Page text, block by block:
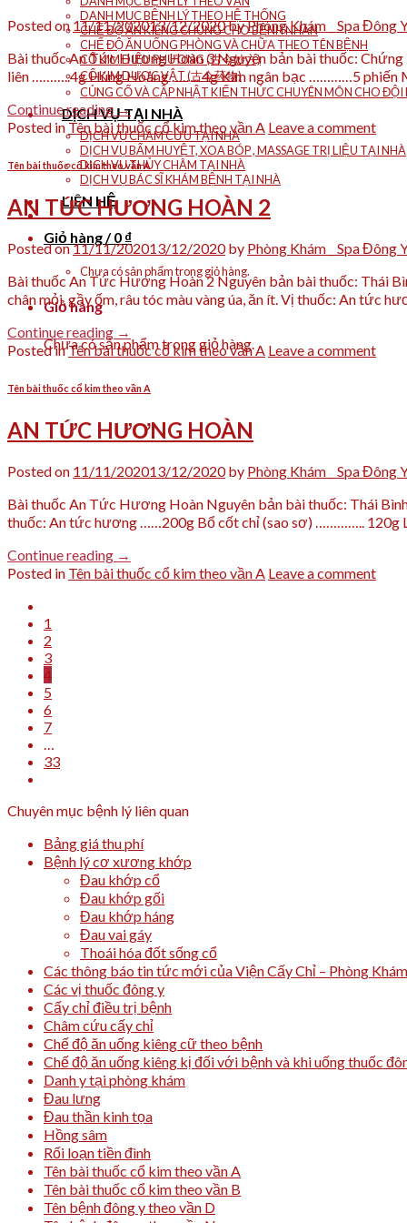
DANH MỤC BỆNH LÝ THEO HỆ THỐNG
CHẾ ĐỘ ĂN KIÊNG CHUNG CHO BỆNH NHÂN
CHẾ ĐỘ ĂN UỐNG PHÒNG VÀ CHỮA THEO TÊN BỆNH
CỔ KIM DIỆU PHƯƠNG (古今妙方)
CỔ KIM DƯỢC VẬT (古今药物)
CỦNG CỐ VÀ CẬP NHẬT KIẾN THỨC CHUYÊN MÔN CHO ĐỘI
DỊCH VỤ TẠI NHÀ
DỊCH VỤ CHÂM CỨU TẠI NHÀ
DỊCH VỤ BẤM HUYỆT, XOA BÓP , MASSAGE TRỊ LIỆU TẠI NHÀ
DỊCH VỤ THỦY CHÂM TẠI NHÀ
DỊCH VỤ BÁC SĨ KHÁM BỆNH TẠI NHÀ
LIÊN HỆ
Giỏ hàng /0 ₫
Chưa có sản phẩm trong giỏ hàng.
Giỏ hàng
Chưa có sản phẩm trong giỏ hàng.
Posted on 11/11/202013/12/2020byPhòng Khám _ Spa
Bài thuốc An Tức Hương Hoàn 3 Nguyên bản bài thuốc:
liên ………..4g Hùng Hoàng …….. 4g Kim ngân bạc …………5
Continue reading →
Posted in Tên bài thuốc cổ kim theo vần A Leave a comment
Tên bài thuốc cổ kim theo vần A
AN TỨC HƯƠNG HOÀN 2
Posted on11/11/202013/12/2020by Phòng Khám _ Spa
Bài thuốc An Tức Hương Hoàn 2 Nguyên bản bài thuốc: Thái
chân mỏi, gầy ốm, râu tóc màu vàng úa, ăn ít. Vị thuốc: An tức
Continue reading →
Posted inTên bài thuốc cổ kim theo vần A Leave a comment
Tên bài thuốc cổ kim theo vần A
AN TỨC HƯƠNG HOÀN
Posted on 11/11/202013/12/2020by Phòng Khám _ Spa
Bài thuốc An Tức Hương Hoàn Nguyên bản bài thuốc: Thái
thuốc: An tức hương ……200g Bổ cốt chỉ (sao sơ) …………..
Continue reading →
Posted in Tên bài thuốc cổ kim theo vần A Leave a comment
1
2
3
4
5
6
7
…
33
Chuyên mục bệnh lý liên quan
Bảng giá thu phí
Bệnh lý cơ xương khớp
Đau khớp cổ
Đau khớp gối
Đau khớp háng
Đau vai gáy
Thoái hóa đốt sống cổ
Các thông báo tin tức mới của Viện Cấy Chỉ – Phòng
Các vị thuốc đông y
Cấy chỉ điều trị bệnh
Châm cứu cấy chỉ
Chế độ ăn uống kiêng cữ theo bệnh
Chế độ ăn uống kiêng kị đối với bệnh và khi uống thuốc
Danh y tại phòng khám
Đau lưng
Đau thần kinh tọa
Hồng sâm
Rối loạn tiền đình
Tên bài thuốc cổ kim theo vần A
Tên bài thuốc cổ kim theo vần B
Tên bệnh đông y theo vần D